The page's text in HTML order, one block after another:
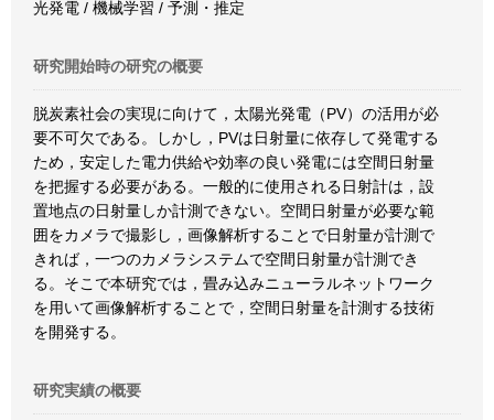
光発電 / 機械学習 / 予測・推定
研究開始時の研究の概要
脱炭素社会の実現に向けて，太陽光発電（PV）の活用が必
要不可欠である。しかし，PVは日射量に依存して発電する
ため，安定した電力供給や効率の良い発電には空間日射量
を把握する必要がある。一般的に使用される日射計は，設
置地点の日射量しか計測できない。空間日射量が必要な範
囲をカメラで撮影し，画像解析することで日射量が計測で
きれば，一つのカメラシステムで空間日射量が計測でき
る。そこで本研究では，畳み込みニューラルネットワーク
を用いて画像解析することで，空間日射量を計測する技術
を開発する。
研究実績の概要